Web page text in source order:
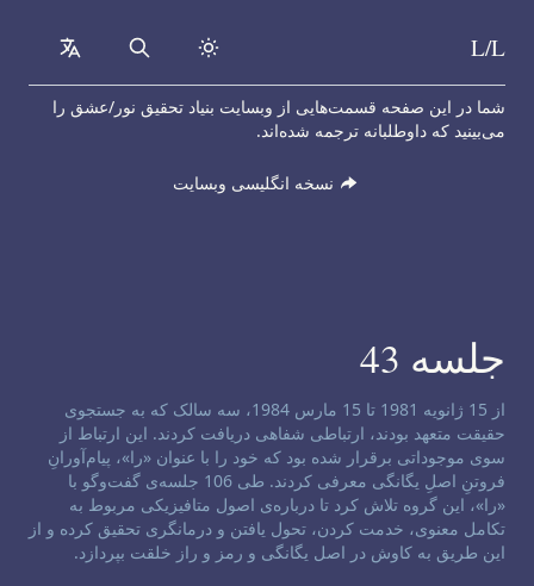
Skip to content
L/L
Search
شما در این صفحه قسمت‌هایی از وبسایت بنیاد تحقیق نور/عشق را
می‌بینید که داوطلبانه ترجمه شده‌اند.
نسخه انگلیسی وبسایت
جلسه 43
سلب مسئولیت کانال:
از 15 ژانویه 1981 تا 15 مارس 1984، سه سالک که به جستجوی
حقیقت متعهد بودند، ارتباطی شفاهی دریافت کردند. این ارتباط از
سوی موجوداتی برقرار شده بود که خود را با عنوان «را»، پیام‌آورانِ
فروتنِ اصلِ یگانگی معرفی کردند. طی 106 جلسه‌ی گفت‌و‌گو با
«را»، این گروه تلاش کرد تا درباره‌ی اصول متافیزیکی مربوط به
تکامل معنوی، خدمت کردن، تحول یافتن و درمانگری تحقیق کرده و از
این طریق به کاوش در اصل یگانگی و رمز و راز خلقت بپردازد.